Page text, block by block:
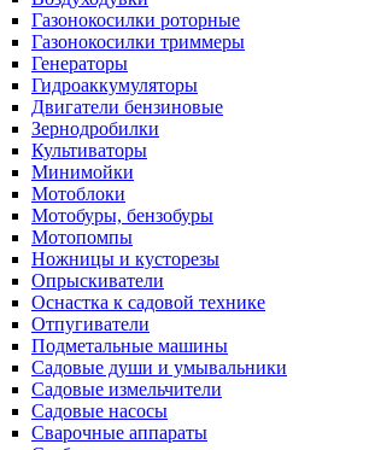
Газонокосилки роторные
Газонокосилки триммеры
Генераторы
Гидроаккумуляторы
Двигатели бензиновые
Зернодробилки
Культиваторы
Минимойки
Мотоблоки
Мотобуры, бензобуры
Мотопомпы
Ножницы и кусторезы
Опрыскиватели
Оснастка к садовой технике
Отпугиватели
Подметальные машины
Садовые души и умывальники
Садовые измельчители
Садовые насосы
Сварочные аппараты